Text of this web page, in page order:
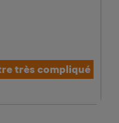
très compliqué